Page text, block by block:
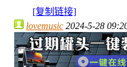
[复制链接]
lovemusic 2024-5-28